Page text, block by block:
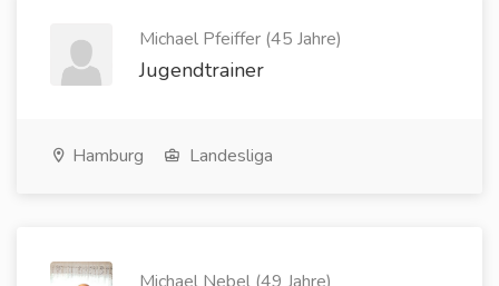
Michael Pfeiffer (45 Jahre)
Jugendtrainer
Hamburg Landesliga